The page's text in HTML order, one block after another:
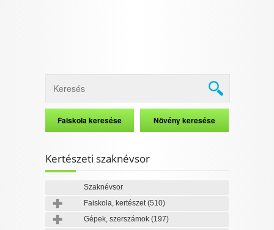
Kertészeti szaknévsor
Szaknévsor
Faiskola, kertészet(510)
Gépek, szerszámok (197)